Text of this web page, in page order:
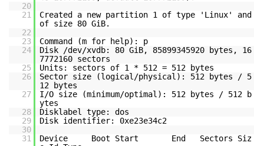
20
21
Created a new partition 1 of type 'Linux' and
of size 80 GiB.
22
23
Command (m for help): p
24
Disk /dev/xvdb: 80 GiB, 85899345920 bytes, 16
7772160 sectors
25
Units: sectors of 1 * 512 = 512 bytes
26
Sector size (logical/physical): 512 bytes / 5
12 bytes
27
I/O size (minimum/optimal): 512 bytes / 512 b
ytes
28
Disklabel type: dos
29
Disk identifier: 0xe23e34c2
30
31
Device Boot Start End Sectors Siz